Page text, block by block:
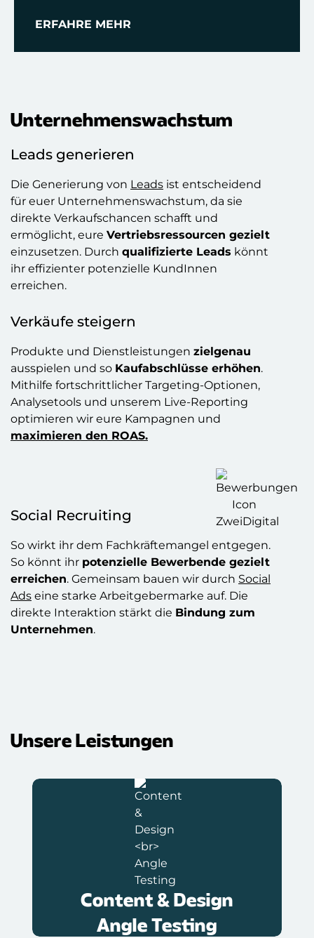
ERFAHRE MEHR
Unternehmenswachstum
Leads generieren
Die Generierung von Leads ist entscheidend
für euer Unternehmenswachstum, da sie
direkte Verkaufschancen schafft und
ermöglicht, eure Vertriebsressourcen gezielt
einzusetzen. Durch qualifizierte Leads könnt
ihr effizienter potenzielle KundInnen
erreichen.
Verkäufe steigern
Produkte und Dienstleistungen zielgenau
ausspielen und so Kaufabschlüsse erhöhen.
Mithilfe fortschrittlicher Targeting-Optionen,
Analysetools und unserem Live-Reporting
optimieren wir eure Kampagnen und
maximieren den ROAS.
Social Recruiting
So wirkt ihr dem Fachkräftemangel entgegen.
So könnt ihr potenzielle Bewerbende gezielt
erreichen. Gemeinsam bauen wir durch Social
Ads eine starke Arbeitgebermarke auf. Die
direkte Interaktion stärkt die Bindung zum
Unternehmen.
Unsere Leistungen
Content & Design
Angle Testing
Designed to convert
Wir gehen strategisch vor und testen
regelmäßig unterschiedliche Angles.
In Kombination ergeben sich
unzählige Möglichkeiten, die
individuelle Personen optimal
ansprechen.